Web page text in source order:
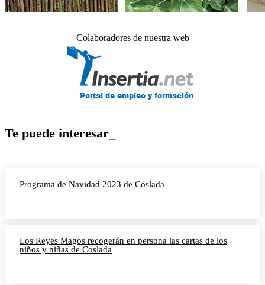
Colaboradores de nuestra web
Te puede interesar_
Programa de Navidad 2023 de Coslada
Los Reyes Magos recogerán en persona las cartas de los
niños y niñas de Coslada